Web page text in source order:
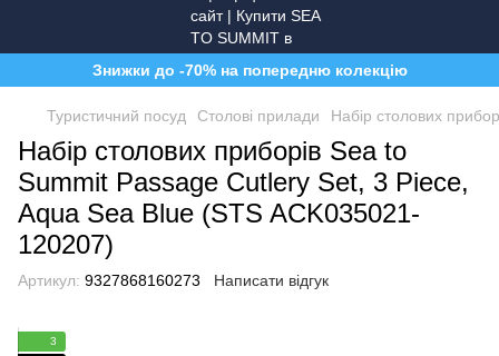
Знижки до -70% на попередню колекцію
Туристичний посуд Столові прилади Набір столових
Набір столових приборів Sea to
Summit Passage Cutlery Set, 3 Piece,
Aqua Sea Blue (STS ACK035021-
120207)
Артикул: 9327868160273 Написати відгук
3